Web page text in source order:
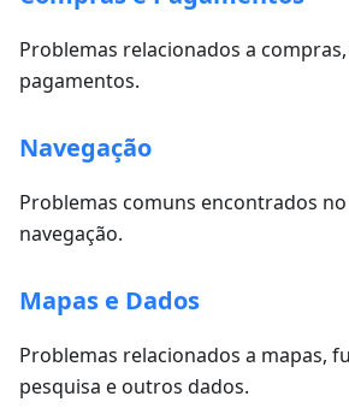
Problemas relacionados a
pagamentos.
Navegação
Problemas comuns encontrados
navegação.
Mapas e Dados
Problemas relacionados a mapas,
pesquisa e outros dados.